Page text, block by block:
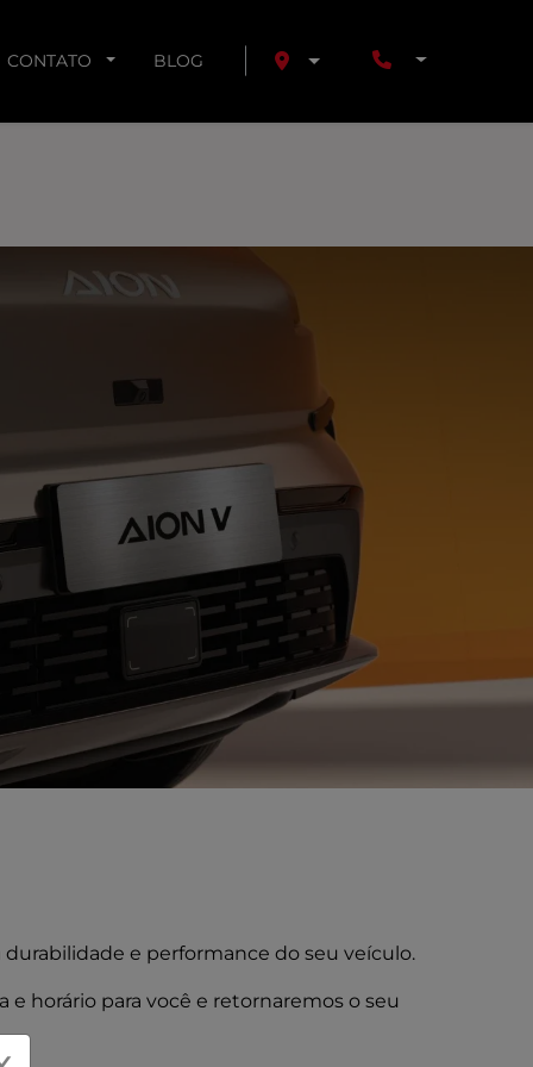
CONTATO BLOG
durabilidade e performance do seu veículo.
horário para você e retornaremos o seu